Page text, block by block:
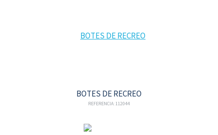
BOTES DE RECREO
REFERENCIA: 112044